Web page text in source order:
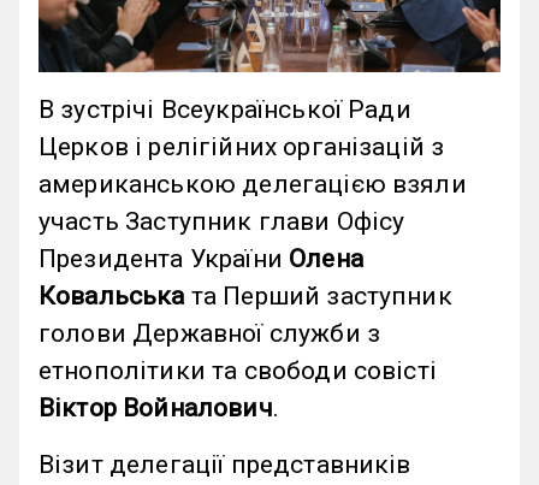
В зустрічі Всеукраїнської Ради
Церков і релігійних організацій з
американською делегацією взяли
участь Заступник глави Офісу
Президента України Олена
Ковальськата Перший заступник
голови Державної служби з
етнополітики та свободи совісті
Віктор Войналович.
Візит делегації представників